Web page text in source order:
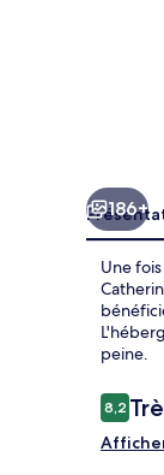
186+
Une
peine.
Avis
8,28,2 sur